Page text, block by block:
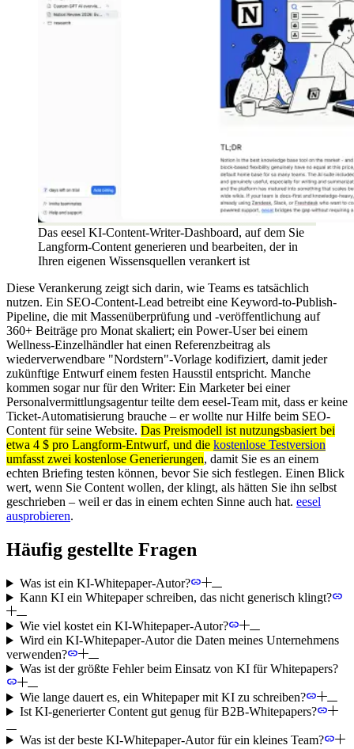
Das eesel KI-Content-Writer-Dashboard, auf dem Sie
Langform-Content generieren und bearbeiten, der in
Ihren eigenen Wissensquellen verankert ist
Diese Verankerung zeigt sich darin, wie Teams es tatsächlich
nutzen. Ein SEO-Content-Lead betreibt eine Keyword-to-Publish-
Pipeline, die mit Massenüberprüfung und -veröffentlichung auf
360+ Beiträge pro Monat skaliert; ein Power-User bei einem
Wellness-Einzelhändler hat einen Referenzbeitrag als
wiederverwendbare "Nordstern"-Vorlage kodifiziert, damit jeder
zukünftige Entwurf einem festen Hausstil entspricht. Manche
kommen sogar nur für den Writer: Ein Marketer bei einer
Personalvermittlungsagentur teilte dem eesel-Team mit, dass er keine
Ticket-Automatisierung brauche – er wollte nur Hilfe beim SEO-
Content für seine Website. Das Preismodell ist nutzungsbasiert bei
etwa 4 $ pro Langform-Entwurf, und die kostenlose Testversion
umfasst zwei kostenlose Generierungen, damit Sie es an einem
echten Briefing testen können, bevor Sie sich festlegen. Einen Blick
wert, wenn Sie Content wollen, der klingt, als hätten Sie ihn selbst
geschrieben – weil er das in einem echten Sinne auch hat. eesel
ausprobieren.
Häufig gestellte Fragen
Was ist ein KI-Whitepaper-Autor?
Kann KI ein Whitepaper schreiben, das nicht generisch klingt?
Wie viel kostet ein KI-Whitepaper-Autor?
Wird ein KI-Whitepaper-Autor die Daten meines Unternehmens
verwenden?
Was ist der größte Fehler beim Einsatz von KI für Whitepapers?
Wie lange dauert es, ein Whitepaper mit KI zu schreiben?
Ist KI-generierter Content gut genug für B2B-Whitepapers?
Was ist der beste KI-Whitepaper-Autor für ein kleines Team?